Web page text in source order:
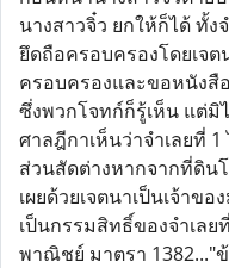
นางสาวจิ๋ว ยกให้ก็ได้ ทั้ง
ยึดถือครอบครองโดยเจต
ครอบครองและขอหนังสื
ซึ่งพวกโจทก์ก็รู้เห็น แต่มิ
ศาลฎีกาเห็นว่าจำเลยที่
ส่วนสัดต่างหากจากที่ดิน
เผยด้วยเจตนาเป็นเจ้าข
เป็นกรรมสิทธิ์ของจำเล
พาณิชย์ มาตรา 1382..."